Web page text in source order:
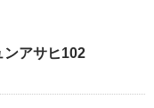
ンアサヒ102